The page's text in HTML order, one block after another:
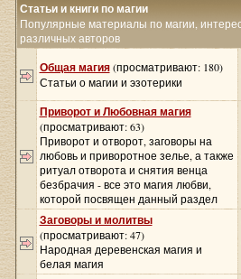
Статьи и книги по магии
Популярные материалы по магии,
различных авторов
Общая магия (просматривают: 180)
Статьи о магии и эзотерики
Приворот и Любовная магия
(просматривают: 63)
Приворот и отворот, заговоры на
любовь и приворотное зелье, а также
ритуал отворота и снятия венца
безбрачия - все это магия любви,
которой посвящен данный раздел
Заговоры и молитвы
(просматривают: 47)
Народная деревенская магия и
белая магия